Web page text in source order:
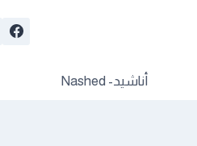
أناشيد- Nashed